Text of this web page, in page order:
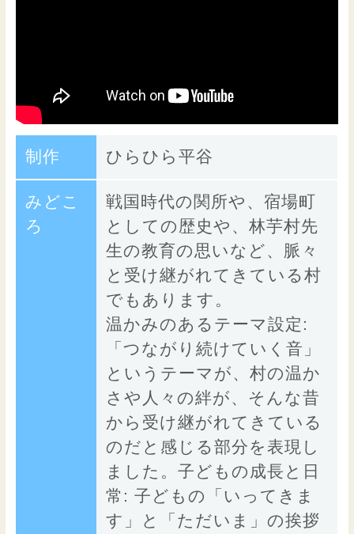
制作 ひらひら平谷
みどこ
ろ
戦国時代の関所や、宿場町
としての歴史や、林芋村先
生の教育の思いなど、脈々
と受け継がれてきている村
でもあります。
温かみのあるテーマ設定:
「つながり続けていく音」
というテーマが、村の温か
さや人々の絆が、そんな昔
から受け継がれてきている
のだと感じる部分を表現し
ました。子どもの成長と日
常: 子どもの「いってきま
す」と「ただいま」の挨拶